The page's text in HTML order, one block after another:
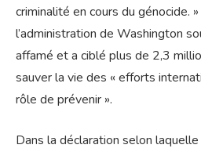
criminalité en cours du génocide.
l’administration de Washington
affamé et a ciblé plus de 2,3
sauver la vie des « efforts
rôle de prévenir ».
Dans la déclaration selon